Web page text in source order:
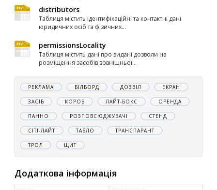
distributors
Таблиця містить ідентифікаційні та контактні дані
юридичних осіб та фізичних...
permissionsLocality
Таблиця містить дані про видані дозволи на
розміщення засобів зовнішньої...
РЕКЛАМА БІЛБОРД ДОЗВІЛ ЕКРАН
ЗАСІБ КОРОБ ЛАЙТ-БОКС ОРЕНДА
ПАННО РОЗПОВСЮДЖУВАЧІ СТЕНД
СІТІ-ЛАЙТ ТАБЛО ТРАНСПАРАНТ
ТРОЛ ЩИТ
Додаткова інформація